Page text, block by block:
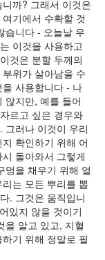
까? 그래서 이것은
기에서 수확할 것
습니다 - 오늘날 우
이것을 사용하고
것은 분할 두께의
위가 살아남을 수
사용합니다 - 나
않지만, 예를 들어
르고 싶은 경우와
그러나 이것이 우리
확인하기 위해 어
돌아와서 그렇게
멍을 채우기 위해 얼
는 모든 뿌리를 뽑
. 그것은 움직입니
있지 않을 것이기
을 알고 있고, 지혈
기 위해 정말로 필